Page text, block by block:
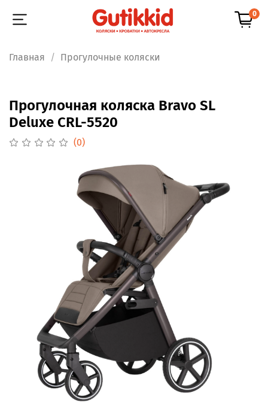
0
Главная Прогулочные коляски
Прогулочная коляска Bravo SL
Deluxe CRL-5520
(0)